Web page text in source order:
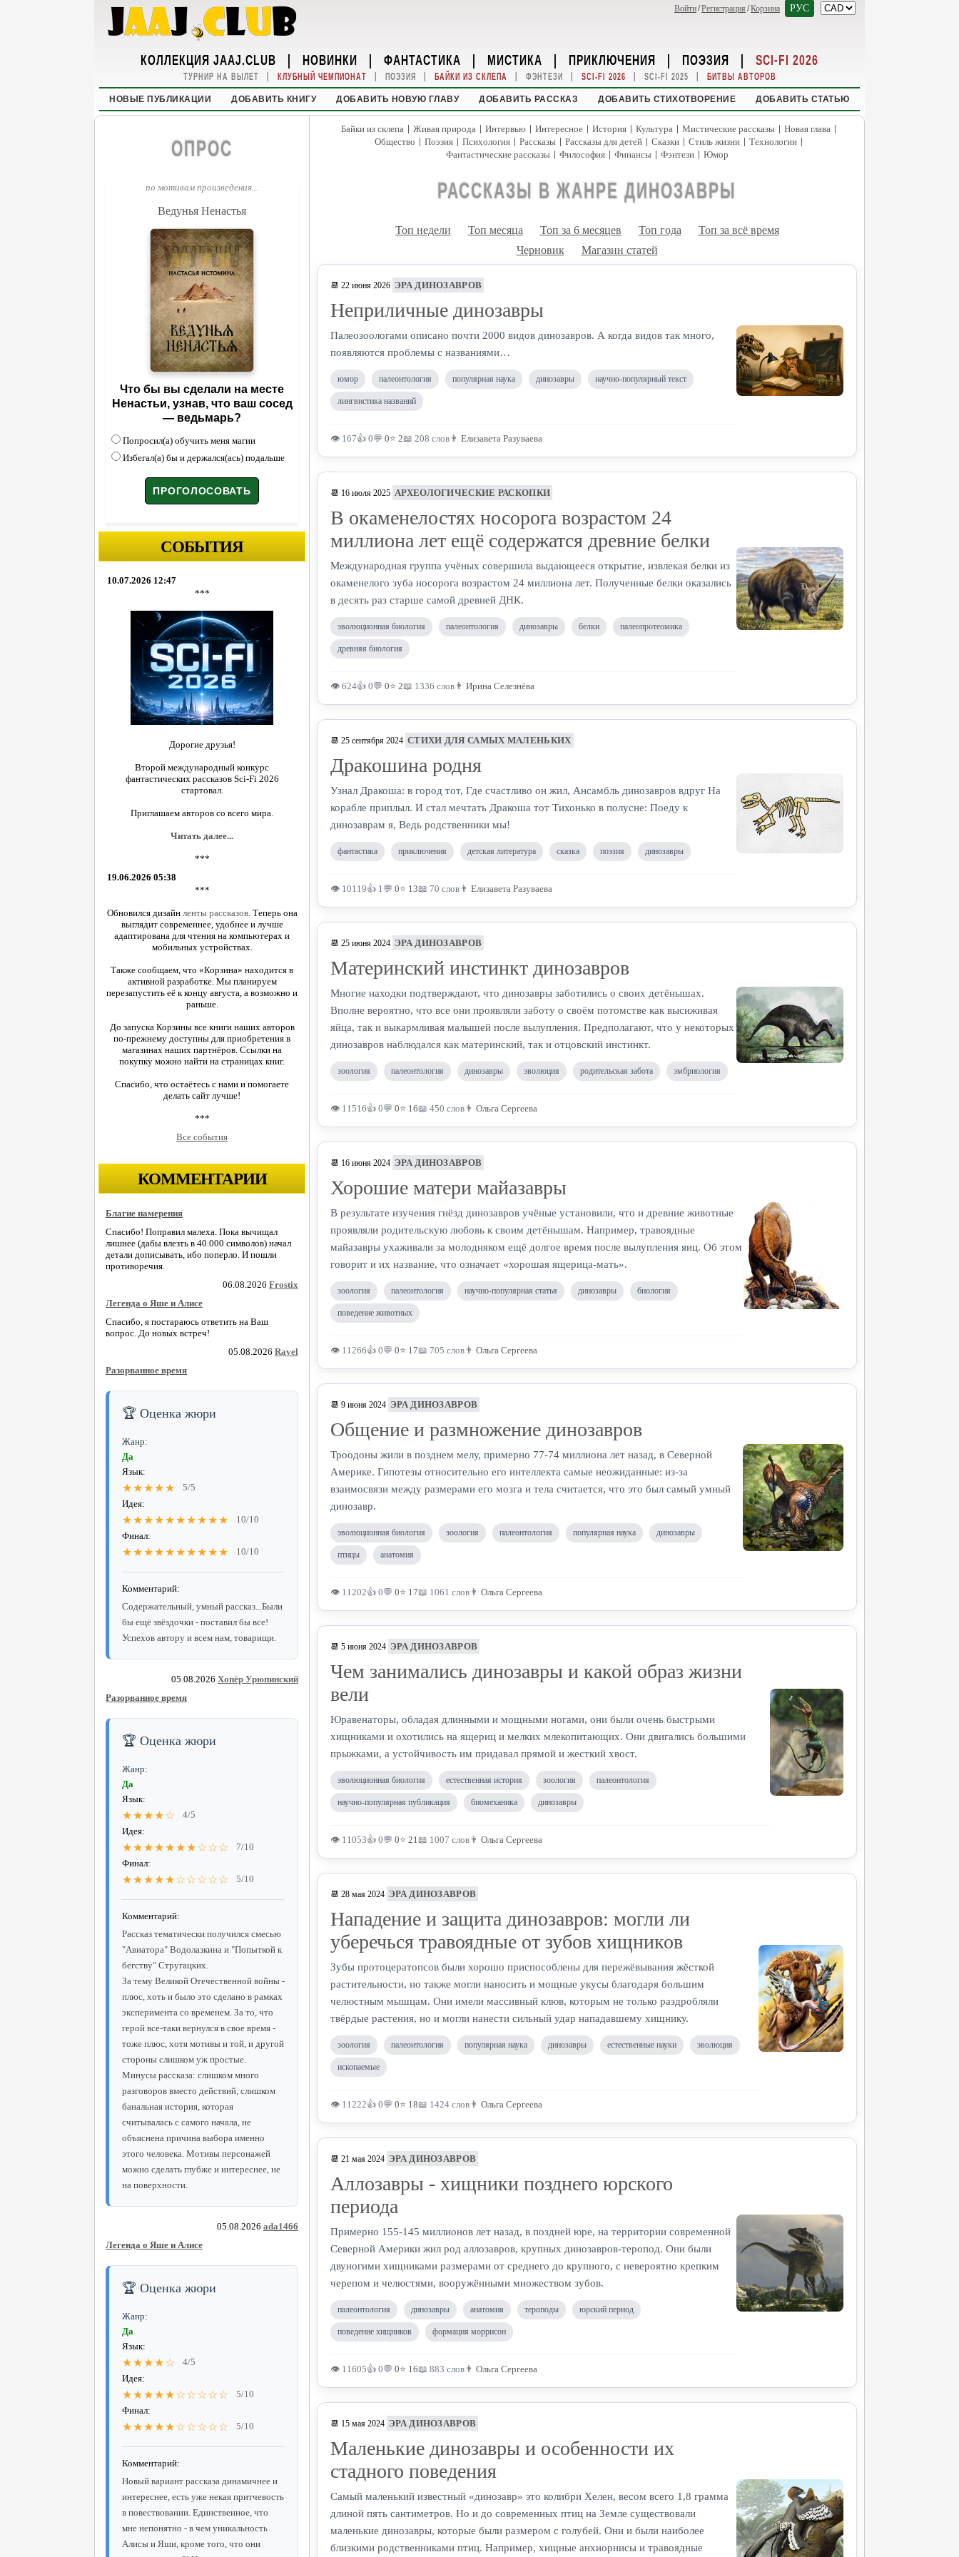
Войти/Регистрация /Корзина РУС
КОЛЛЕКЦИЯ JAAJ.CLUB | НОВИНКИ | ФАНТАСТИКА | МИСТИКА | ПРИКЛЮЧЕНИЯ | ПОЭЗИЯ | SCI-FI 2026
ТУРНИР НА ВЫЛЕТ | КЛУБНЫЙ ЧЕМПИОНАТ | ПОЭЗИЯ | БАЙКИ ИЗ СКЛЕПА | ФЭНТЕЗИ | SCI-FI 2026 | SCI-FI 2025 | БИТВЫ АВТОРОВ
НОВЫЕ ПУБЛИКАЦИИ ДОБАВИТЬ КНИГУ ДОБАВИТЬ НОВУЮ ГЛАВУ ДОБАВИТЬ РАССКАЗ ДОБАВИТЬ СТИХОТВОРЕНИЕ ДОБАВИТЬ СТАТЬЮ
ОПРОС
по мотивам произведения...
Ведунья Ненастья
Что бы вы сделали на месте
Ненастьи, узнав, что ваш сосед
— ведьмарь?
Попросил(а) обучить меня магии
Избегал(а) бы и держался(ась) подальше
СОБЫТИЯ
10.07.2026 12:47
***
Дорогие друзья!
Второй международный конкурс
фантастических рассказов Sci-Fi 2026
стартовал.
Приглашаем авторов со всего мира.
Читать далее...
***
19.06.2026 05:38
***
Обновился дизайн ленты рассказов. Теперь она
выглядит современнее, удобнее и лучше
адаптирована для чтения на компьютерах и
мобильных устройствах.
Также сообщаем, что «Корзина» находится в
активной разработке. Мы планируем
перезапустить её к концу августа, а возможно и
раньше.
До запуска Корзины все книги наших авторов
по-прежнему доступны для приобретения в
магазинах наших партнёров. Ссылки на
покупку можно найти на страницах книг.
Спасибо, что остаётесь с нами и помогаете
делать сайт лучше!
***
Все события
КОММЕНТАРИИ
Благие намерения
Спасибо! Поправил малеха. Пока вычищал
лишнее (дабы влезть в 40.000 символов) начал
детали дописывать, ибо поперло. И пошли
противоречия.
06.08.2026 Frostix
Легенда о Яше и Алисе
Спасибо, я постараюсь ответить на Ваш
вопрос. До новых встреч!
05.08.2026 Ravel
Разорванное время
🏆 Оценка жюри
Жанр:
Да
Язык:
★★★★★
5/5
Идея:
★★★★★★★★★★
10/10
Финал:
★★★★★★★★★★ 10/10
Комментарий:
Содержательный, умный рассказ...Были
бы ещё звёздочки - поставил бы все!
Успехов автору и всем нам, товарищи.
05.08.2026 Хопёр Урюпинский
Разорванное время
🏆 Оценка жюри
Жанр:
Да
Язык:
★★★★☆
4/5
Идея:
★★★★★★★☆☆☆
7/10
Финал:
★★★★★☆☆☆☆☆ 5/10
Комментарий:
Рассказ тематически получился смесью
"Авиатора" Водолазкина и "Попыткой к
бегству" Стругацких.
За тему Великой Отечественной войны -
плюс, хоть и было это сделано в рамках
эксперимента со временем. За то, что
герой все-таки вернулся в свое время -
тоже плюс, хотя мотивы и той, и другой
стороны слишком уж простые.
Минусы рассказа: слишком много
разговоров вместо действий, слишком
банальная история, которая
считывалась с самого начала, не
объяснена причина выбора именно
этого человека. Мотивы персонажей
можно сделать глубже и интереснее, не
на поверхности.
05.08.2026 ada1466
Легенда о Яше и Алисе
🏆 Оценка жюри
Жанр:
Да
Язык:
★★★★☆
4/5
Идея:
★★★★★☆☆☆☆☆
5/10
Финал:
★★★★★☆☆☆☆☆ 5/10
Комментарий:
Новый вариант рассказа динамичнее и
интереснее, есть уже некая притчевость
в повествовании. Единственное, что
мне непонятно - в чем уникальность
Алисы и Яши, кроме того, что они
Байки из склепа | Живая природа | Интервью | Интересное | История | Культура | Мистические рассказы | Новая глава |
Общество | Поэзия | Психология | Рассказы | Рассказы для детей | Сказки | Стиль жизни | Технологии |
Фантастические рассказы | Философия | Финансы | Фэнтези | Юмор
РАССКАЗЫ В ЖАНРЕ ДИНОЗАВРЫ
Топ недели Топ месяца Топ за 6 месяцев Топ года
Топ за всё время
Черновик
Магазин статей
📆 22 июня 2026 ЭРА ДИНОЗАВРОВ
Неприличные динозавры
Палеозоологами описано почти 2000 видов динозавров. А когда видов так много,
появляются проблемы с названиями…
юмор палеонтология популярная наука динозавры научно-популярный текст
лингвистика названий
👁 167👍 0💬 0⭐ 2📖 208 слов 👨 Елизавета Разуваева
📆 16 июля 2025 АРХЕОЛОГИЧЕСКИЕ РАСКОПКИ
В окаменелостях носорога возрастом 24
миллиона лет ещё содержатся древние белки
Международная группа учёных совершила выдающееся открытие, извлекая белки из
окаменелого зуба носорога возрастом 24 миллиона лет. Полученные белки оказались
в десять раз старше самой древней ДНК.
эволюционная биология палеонтология динозавры белки палеопротеомика
древняя биология
👁 624👍 0💬 0⭐ 2📖 1336 слов 👨 Ирина Селезнёва
📆 25 сентября 2024 СТИХИ ДЛЯ САМЫХ МАЛЕНЬКИХ
Дракошина родня
Узнал Дракоша: в город тот, Где счастливо он жил, Ансамбль динозавров вдруг На
корабле приплыл. И стал мечтать Дракоша тот Тихонько в полусне: Поеду к
динозаврам я, Ведь родственники мы!
фантастика приключения детская литература сказка поэзия динозавры
👁 10119👍 1💬 0⭐ 13📖 70 слов 👨 Елизавета Разуваева
📆 25 июня 2024 ЭРА ДИНОЗАВРОВ
Материнский инстинкт динозавров
Многие находки подтверждают, что динозавры заботились о своих детёнышах.
Вполне вероятно, что все они проявляли заботу о своём потомстве как высиживая
яйца, так и выкармливая малышей после вылупления. Предполагают, что у некоторых
динозавров наблюдался как материнский, так и отцовский инстинкт.
зоология палеонтология динозавры эволюция родительская забота эмбриология
👁 11516👍 0💬 0⭐ 16📖 450 слов 👨 Ольга Сергеева
📆 16 июня 2024 ЭРА ДИНОЗАВРОВ
Хорошие матери майазавры
В результате изучения гнёзд динозавров учёные установили, что и древние животные
проявляли родительскую любовь к своим детёнышам. Например, травоядные
майазавры ухаживали за молодняком ещё долгое время после вылупления яиц. Об этом
говорит и их название, что означает «хорошая ящерица-мать».
зоология палеонтология научно-популярная статья динозавры биология
поведение животных
👁 11266👍 0💬 0⭐ 17📖 705 слов 👨 Ольга Сергеева
📆 9 июня 2024 ЭРА ДИНОЗАВРОВ
Общение и размножение динозавров
Троодоны жили в позднем мелу, примерно 77-74 миллиона лет назад, в Северной
Америке. Гипотезы относительно его интеллекта самые неожиданные: из-за
взаимосвязи между размерами его мозга и тела считается, что это был самый умный
динозавр.
эволюционная биология зоология палеонтология популярная наука динозавры
птицы анатомия
👁 11202👍 0💬 0⭐ 17📖 1061 слов 👨 Ольга Сергеева
📆 5 июня 2024 ЭРА ДИНОЗАВРОВ
Чем занимались динозавры и какой образ жизни
вели
Юравенаторы, обладая длинными и мощными ногами, они были очень быстрыми
хищниками и охотились на ящериц и мелких млекопитающих. Они двигались большими
прыжками, а устойчивость им придавал прямой и жесткий хвост.
эволюционная биология естественная история зоология палеонтология
научно-популярная публикация биомеханика динозавры
👁 11053👍 0💬 0⭐ 21📖 1007 слов 👨 Ольга Сергеева
📆 28 мая 2024 ЭРА ДИНОЗАВРОВ
Нападение и защита динозавров: могли ли
уберечься травоядные от зубов хищников
Зубы протоцератопсов были хорошо приспособлены для пережёвывания жёсткой
растительности, но также могли наносить и мощные укусы благодаря большим
челюстным мышцам. Они имели массивный клюв, которым не только раздробляли
твёрдые растения, но и могли нанести сильный удар нападавшему хищнику.
зоология палеонтология популярная наука динозавры естественные науки эволюция
ископаемые
👁 11222👍 0💬 0⭐ 18📖 1424 слов 👨 Ольга Сергеева
📆 21 мая 2024 ЭРА ДИНОЗАВРОВ
Аллозавры - хищники позднего юрского
периода
Примерно 155-145 миллионов лет назад, в поздней юре, на территории современной
Северной Америки жил род аллозавров, крупных динозавров-теропод. Они были
двуногими хищниками размерами от среднего до крупного, с невероятно крепким
черепом и челюстями, вооружёнными множеством зубов.
палеонтология динозавры анатомия тероподы юрский период
поведение хищников формация моррисон
👁 11605👍 0💬 0⭐ 16📖 883 слов 👨 Ольга Сергеева
📆 15 мая 2024 ЭРА ДИНОЗАВРОВ
Маленькие динозавры и особенности их
стадного поведения
Самый маленький известный «динозавр» это колибри Хелен, весом всего 1,8 грамма
длиной пять сантиметров. Но и до современных птиц на Земле существовали
маленькие динозавры, которые были размером с голубей. Они и были наиболее
близкими родственниками птиц. Например, хищные анхиорнисы и травоядные